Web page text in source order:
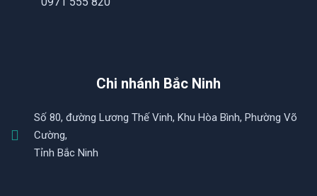
Chi nhánh Bắc Ninh
Số 80, đường Lương Thế Vinh, Khu Hòa Bình, Phường Võ
Cường,
Tỉnh Bắc Ninh